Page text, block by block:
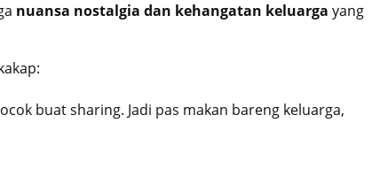
nuansa nostalgia dan kehangatan keluarga yang
buat sharing. Jadi pas makan bareng keluarga,